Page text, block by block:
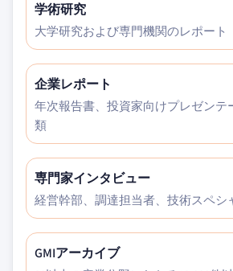
学術研究
大学研究および専門機関のレポート
企業レポート
年次報告書、投資家向けプレゼンテ
類
専門家インタビュー
経営幹部、調達担当者、技術スペシ
GMIアーカイブ